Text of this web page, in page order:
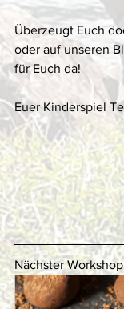
Überzeugt Euch
oder auf unseren
für Euch da!
Euer Kinderspiel
Nächster